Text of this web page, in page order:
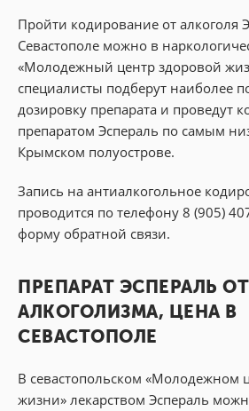
Пройти кодирование от алкоголя
Севастополе можно в
«Молодежный центр здоровой
специалисты подберут наиболее
дозировку препарата и проведут
препаратом Эспераль по самым
Крымском полуострове.
Запись на антиалкогольное
проводится по телефону 8 (905)
форму обратной связи.
ПРЕПАРАТ ЭСПЕРАЛЬ ОТ
АЛКОГОЛИЗМА, ЦЕНА В
СЕВАСТОПОЛЕ
В севастопольском «Молодежном
жизни» лекарством Эспераль